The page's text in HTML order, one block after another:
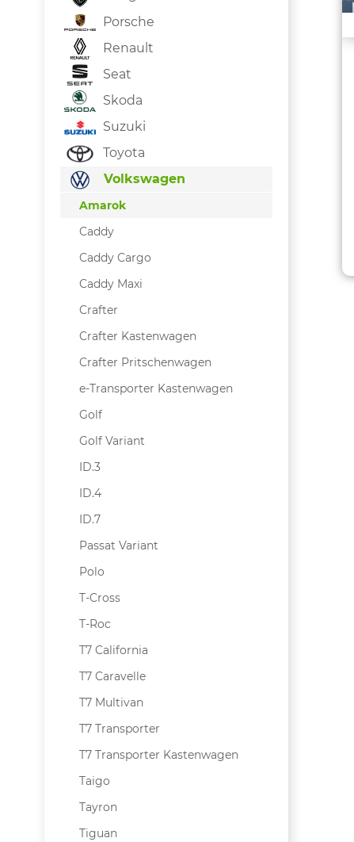
Porsche
Renault
Seat
Skoda
Suzuki
Toyota
Volkswagen
Amarok
Caddy
Caddy Cargo
Caddy Maxi
Crafter
Crafter Kastenwagen
Crafter Pritschenwagen
e-Transporter Kastenwagen
Golf
Golf Variant
ID.3
ID.4
ID.7
Passat Variant
Polo
T-Cross
T-Roc
T7 California
T7 Caravelle
T7 Multivan
T7 Transporter
T7 Transporter Kastenwagen
Taigo
Tayron
Tiguan